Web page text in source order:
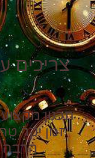
צריכים
תכנון
זמן יקר
הרבה